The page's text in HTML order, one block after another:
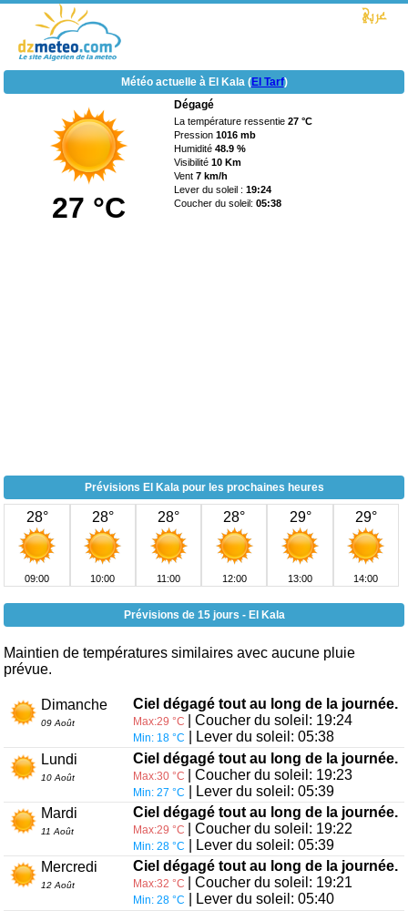
Météo actuelle à El Kala (El Tarf)
27 °C
Dégagé
La température ressentie27 °C
Pression1016 mb
Humidité48.9 %
Visibilité10 Km
Vent7 km/h
Lever du soleil :19:24
Coucher du soleil:05:38
Prévisions El Kala pour les prochaines heures
28°
09:00
28°
10:00
28°
11:00
28°
12:00
29°
13:00
29°
14:00
Prévisions de 15 jours - El Kala
Maintien de températures similaires avec aucune pluie
prévue.
Dimanche
09 Août
Ciel dégagé tout au long de la journée.
Max:29 °C | Coucher du soleil: 19:24
Min: 18 °C
| Lever du soleil: 05:38
Lundi
10 Août
Ciel dégagé tout au long de la journée.
Max:30 °C | Coucher du soleil: 19:23
Min: 27 °C
| Lever du soleil: 05:39
Mardi
11 Août
Ciel dégagé tout au long de la journée.
Max:29 °C | Coucher du soleil: 19:22
Min: 28 °C
| Lever du soleil: 05:39
Mercredi
12 Août
Ciel dégagé tout au long de la journée.
Max:32 °C | Coucher du soleil: 19:21
Min: 28 °C
| Lever du soleil: 05:40